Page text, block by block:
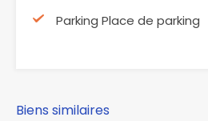
Parking Place de parking
Biens similaires